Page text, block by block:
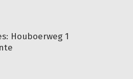
Houboerweg 1